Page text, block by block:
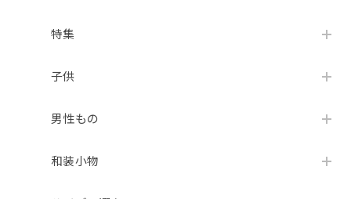
特集
子供
男性もの
和装小物